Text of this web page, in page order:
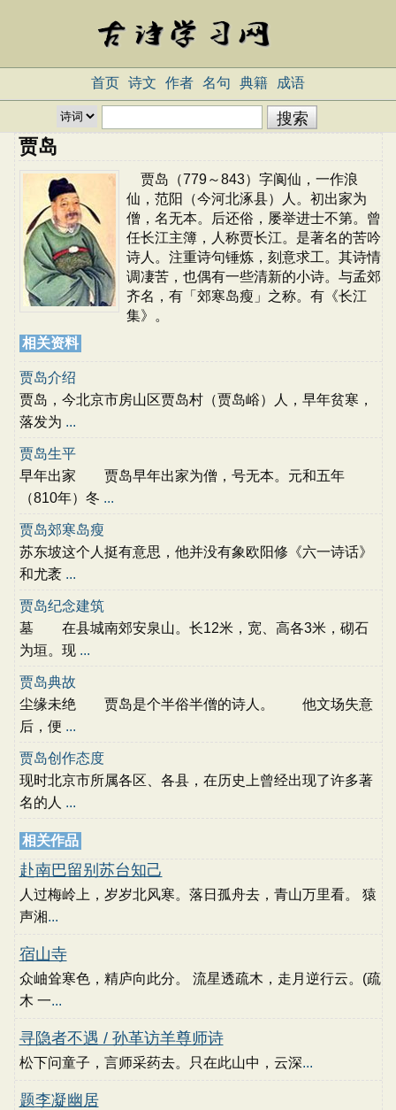
首页 诗文 作者 名句 典籍 成语
贾岛
贾岛（779～843）字阆仙，一作浪
仙，范阳（今河北涿县）人。初出家为
僧，名无本。后还俗，屡举进士不第。曾
任长江主簿，人称贾长江。是著名的苦吟
诗人。注重诗句锤炼，刻意求工。其诗情
调凄苦，也偶有一些清新的小诗。与孟郊
齐名，有「郊寒岛瘦」之称。有《长江
集》。
相关资料
贾岛介绍
贾岛，今北京市房山区贾岛村（贾岛峪）人，早年贫寒，
落发为 ...
贾岛生平
早年出家 贾岛早年出家为僧，号无本。元和五年
（810年）冬 ...
贾岛郊寒岛瘦
苏东坡这个人挺有意思，他并没有象欧阳修《六一诗话》
和尤袤 ...
贾岛纪念建筑
墓 在县城南郊安泉山。长12米，宽、高各3米，砌石
为垣。现 ...
贾岛典故
尘缘未绝 贾岛是个半俗半僧的诗人。 他文场失意
后，便 ...
贾岛创作态度
现时北京市所属各区、各县，在历史上曾经出现了许多著
名的人 ...
相关作品
赴南巴留别苏台知己
人过梅岭上，岁岁北风寒。落日孤舟去，青山万里看。 猿
声湘...
宿山寺
众岫耸寒色，精庐向此分。 流星透疏木，走月逆行云。(疏
木 一...
寻隐者不遇 / 孙革访羊尊师诗
松下问童子，言师采药去。只在此山中，云深...
题李凝幽居